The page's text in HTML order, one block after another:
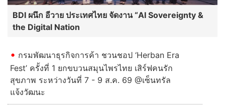
BDI ผนึก อีวาย ประเทศไทย จัดงาน “AI Sovereignty &
the Digital Nation
กรมพัฒนาธุรกิจการค้า ชวนชอป ‘Herban Era
Fest’ ครั้งที่ 1 ยกขบวนสมุนไพรไทย เสิร์ฟคนรัก
สุขภาพ ระหว่างวันที่ 7 - 9 ส.ค. 69 @เซ็นทรัล
แจ้งวัฒนะ